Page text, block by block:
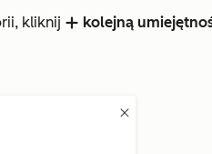
kliknij add kolejną